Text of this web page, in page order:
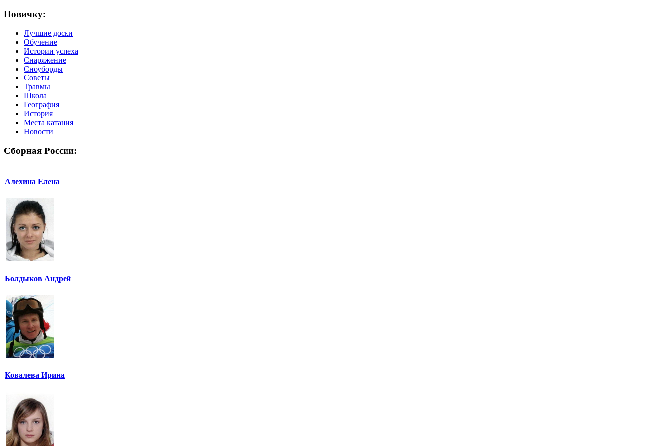
Новичку:
Лучшие доски
Обучение
Истории успеха
Снаряжение
Сноуборды
Советы
Травмы
Школа
География
История
Места катания
Новости
Сборная России:
Алехина Елена
Болдыков Андрей
Ковалева Ирина